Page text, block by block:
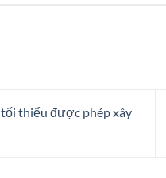
thiểu được phép xây